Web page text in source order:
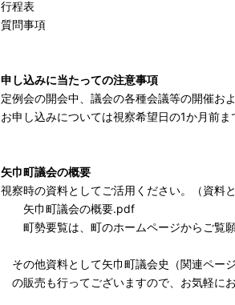
行程表
質問事項
申し込みに当たっての注意事項
定例会の開会中、議会の各種会議等の開催お
お申し込みについては視察希望日の1か月前ま
矢巾町議会の概要
視察時の資料としてご活用ください。（資料
矢巾町議会の概要.pdf
町勢要覧は、町のホームページからご覧
その他資料として矢巾町議会史（関連ページ
の販売も行ってございますので、お気軽にお